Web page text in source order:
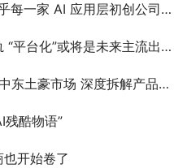
司，都很可能被基础模型提供商的快速扩张所碾压
台化”或将是未来主流出路？
豪市场 深度拆解产品及运营
酷物语”
开始卷了